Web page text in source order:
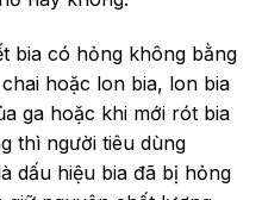
bia có hỏng không bằng
hoặc lon bia, lon bia
ga hoặc khi mới rót bia
thì người tiêu dùng
dấu hiệu bia đã bị hỏng